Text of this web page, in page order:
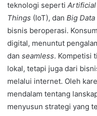
teknologi seperti
Things (IoT), dan Big Data
bisnis beroperasi.
digital, menuntut
dan seamless. Kompetisi
lokal, tetapi juga dari
melalui internet. Oleh
mendalam tentang
menyusun strategi yang